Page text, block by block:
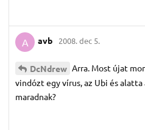
A avb 2008. dec 5.
DcNdrew Arra. Most újat
vindózt egy vírus, az Ubi és
maradnak?